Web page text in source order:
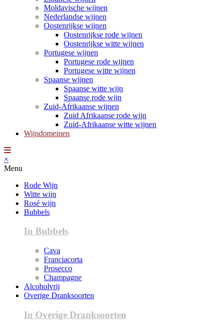
Moldavische wijnen
Nederlandse wijnen
Oostenrijkse wijnen
Oostenrijkse rode wijnen
Oostenrijkse witte wijnen
Portugese wijnen
Portugese rode wijnen
Portugese witte wijnen
Spaanse wijnen
Spaanse witte wijn
Spaanse rode wijn
Zuid-Afrikaanse wijnen
Zuid Afrikaanse rode wijn
Zuid-Afrikaanse witte wijnen
Wijndomeinen
×
Menu
Rode Wijn
Witte wijn
Rosé wijn
Bubbels
In Bubbels
Cava
Franciacorta
Prosecco
Champagne
Alcoholvrij
Overige Dranksoorten
In Overige Dranksoorten